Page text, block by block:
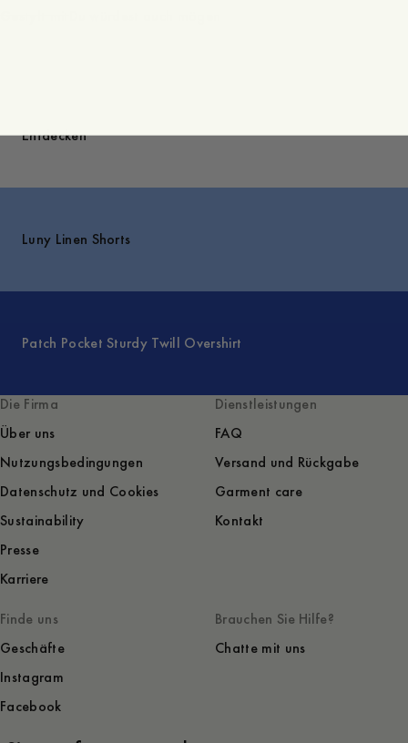
Entdecken
Luny Linen Shorts
Patch Pocket Sturdy Twill Overshirt
Die Firma
Über uns
Nutzungsbedingungen
Datenschutz und Cookies
Sustainability
Presse
Karriere
Dienstleistungen
FAQ
Versand und Rückgabe
Garment care
Kontakt
Finde uns
Geschäfte
Instagram
Facebook
Brauchen Sie Hilfe?
Chatte mit uns